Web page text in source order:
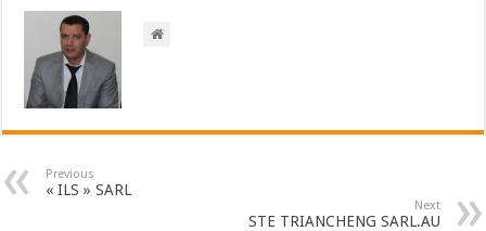
Previous
« ILS » SARL
Next
STE TRIANCHENG SARL.AU